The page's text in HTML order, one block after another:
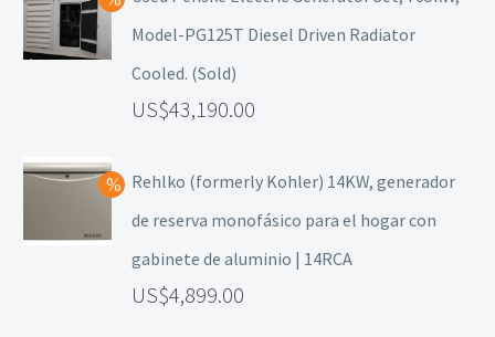
Model-PG125T Diesel Driven Radiator
Cooled. (Sold)
43,190.00
Rehlko (formerly Kohler) 14KW, generador
de reserva monofásico para el hogar con
gabinete de aluminio | 14RCA
4,899.00